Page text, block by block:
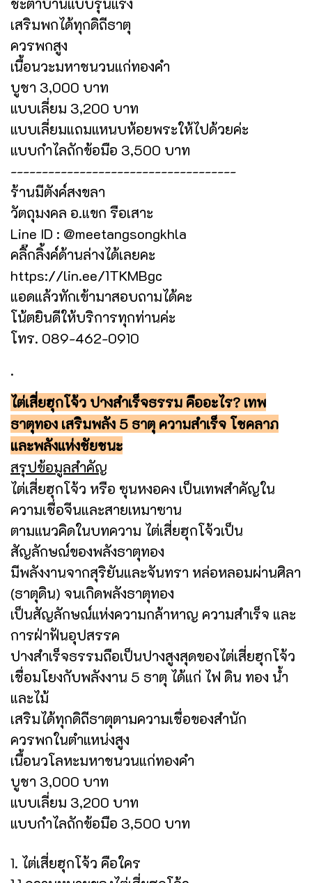
เสริมพกได้ทุกดิถีธาตุ
ควรพกสูง
เนื้อนวะมหาชนวนแก่ทองคำ
บูชา 3,000 บาท
แบบเลี่ยม 3,200 บาท
แบบเลี่ยมแถมแหนบห้อยพระให้ไปด้วยค่ะ
แบบกำไลถักข้อมือ 3,500 บาท
------------------------------------
ร้านมีตังค์สงขลา
วัตถุมงคล อ.แขก รือเสาะ
Line ID : @meetangsongkhla
คลิ๊กลิ้งค์ด้านล่างได้เลยคะ
https://lin.ee/1TKMBgc
แอดแล้วทักเข้ามาสอบถามได้คะ
โน้ตยินดีให้บริการทุกท่านค่ะ
โทร. 089-462-0910
.
ไต่เสี่ยฮุกโจ้ว ปางสำเร็จธรรม คืออะไร? เทพ
ธาตุทอง เสริมพลัง 5 ธาตุ ความสำเร็จ โชคลาภ
และพลังแห่งชัยชนะ
สรุปข้อมูลสำคัญ
ไต่เสี่ยฮุกโจ้ว หรือ ซุนหงอคง เป็นเทพสำคัญใน
ความเชื่อจีนและสายเหมาซาน
ตามแนวคิดในบทความ ไต่เสี่ยฮุกโจ้วเป็น
สัญลักษณ์ของพลังธาตุทอง
มีพลังงานจากสุริยันและจันทรา หล่อหลอมผ่านศิลา
(ธาตุดิน) จนเกิดพลังธาตุทอง
เป็นสัญลักษณ์แห่งความกล้าหาญ ความสำเร็จ และ
การฝ่าฟันอุปสรรค
ปางสำเร็จธรรมถือเป็นปางสูงสุดของไต่เสี่ยฮุกโจ้ว
เชื่อมโยงกับพลังงาน 5 ธาตุ ได้แก่ ไฟ ดิน ทอง น้ำ
และไม้
เสริมได้ทุกดิถีธาตุตามความเชื่อของสำนัก
ควรพกในตำแหน่งสูง
เนื้อนวโลหะมหาชนวนแก่ทองคำ
บูชา 3,000 บาท
แบบเลี่ยม 3,200 บาท
แบบกำไลถักข้อมือ 3,500 บาท
1. ไต่เสี่ยฮุกโจ้ว คือใคร